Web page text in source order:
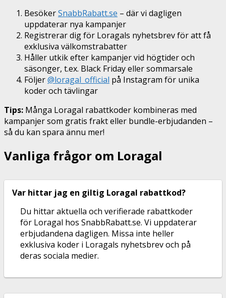
BesökerSnabbRabatt.se – där vi dagligen
uppdaterar nya kampanjer
Registrerar dig för Loragals nyhetsbrev för att få
exklusiva välkomstrabatter
Håller utkik efter kampanjer vid högtider och
säsonger, t.ex. Black Friday eller sommarsale
Följer@loragal_official på Instagram för unika
koder och tävlingar
Tips: Många Loragal rabattkoder kombineras med
kampanjer som gratis frakt eller bundle-erbjudanden –
så du kan spara ännu mer!
Vanliga frågor om Loragal
Var hittar jag en giltig Loragal rabattkod?
Du hittar aktuella och verifierade rabattkoder
för Loragal hos SnabbRabatt.se. Vi uppdaterar
erbjudandena dagligen. Missa inte heller
exklusiva koder i Loragals nyhetsbrev och på
deras sociala medier.